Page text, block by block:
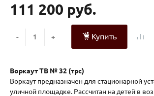
111 200 руб.
- + Купить
Воркаут ТВ № 32 (трс)
Воркаут предназначен для стационарной
уличной площадке. Рассчитан на детей в